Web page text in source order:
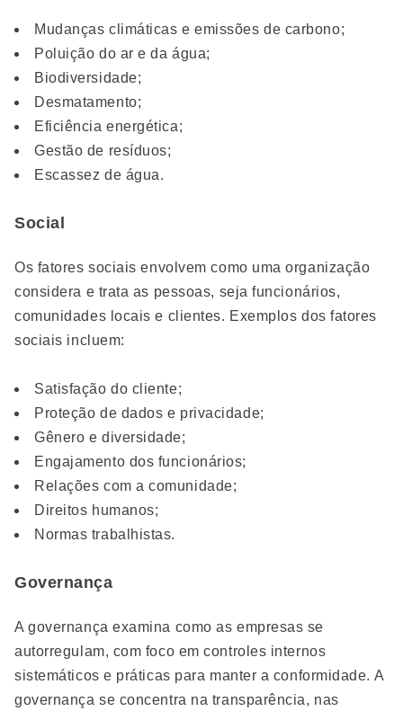
Mudanças climáticas e emissões de carbono;
Poluição do ar e da água;
Biodiversidade;
Desmatamento;
Eficiência energética;
Gestão de resíduos;
Escassez de água.
Social
Os fatores sociais envolvem como uma organização
considera e trata as pessoas, seja funcionários,
comunidades locais e clientes. Exemplos dos fatores
sociais incluem:
Satisfação do cliente;
Proteção de dados e privacidade;
Gênero e diversidade;
Engajamento dos funcionários;
Relações com a comunidade;
Direitos humanos;
Normas trabalhistas.
Governança
A governança examina como as empresas se
autorregulam, com foco em controles internos
sistemáticos e práticas para manter a conformidade. A
governança se concentra na transparência, nas